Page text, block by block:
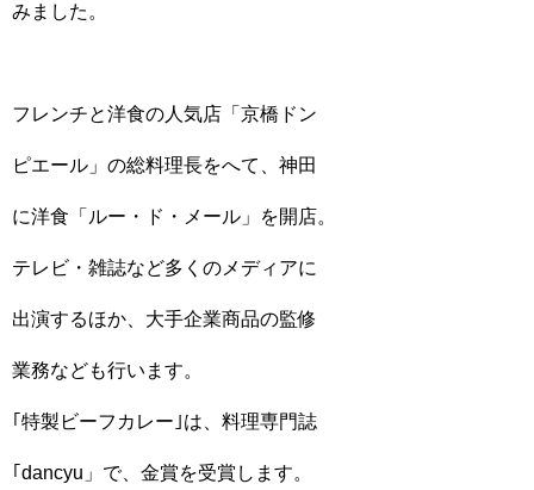
みました。
フレンチと洋食の人気店「京橋ドン
ピエール」の総料理長をへて、神田
に洋食「ルー・ド・メール」を開店。
テレビ・雑誌など多くのメディアに
出演するほか、大手企業商品の監修
業務なども行います。
｢特製ビーフカレー｣は、料理専門誌
｢dancyu」で、金賞を受賞します。